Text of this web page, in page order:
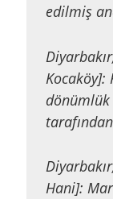
edilmiş
Kocaköy]:
dönümlük
Hani]: